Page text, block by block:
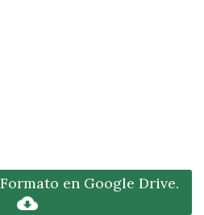
en Google Drive.